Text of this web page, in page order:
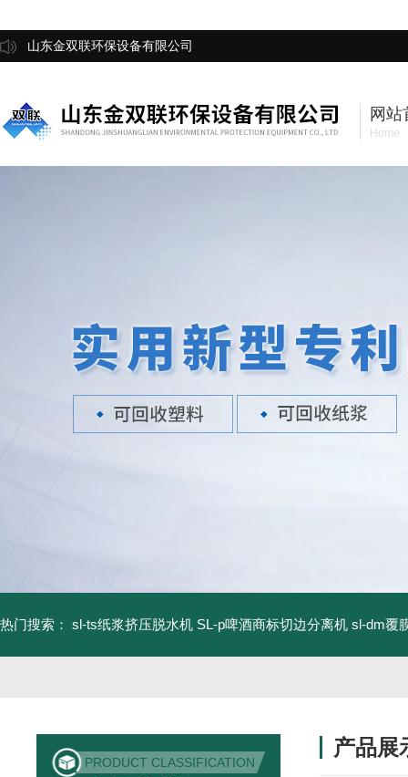
山东金双联环保设备有限公司
网站
Home
热门搜索： sl-ts纸浆挤压脱水机 SL-p啤酒商标切边分离机 sl-dm覆
PRODUCT CLASSIFICATION
产品展